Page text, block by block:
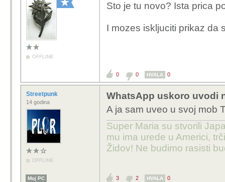
OFFLINE
Sto je tu novo? Ista prica
I mozes iskljuciti prikaz da
0 0 HVALA 0
Streetpunk
14 godina
OFFLINE
WhatsApp uskoro uvodi
A ja sam uveo u svoj mob
Super Maria su stvorili
mu ima urede u Americi,
Židov! Ne budimo rasisti
Moj PC 3 2 HVALA 0